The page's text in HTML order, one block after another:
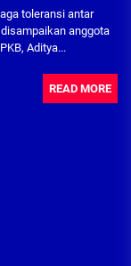
toleransi antar
anggota
Aditya...
READ MORE